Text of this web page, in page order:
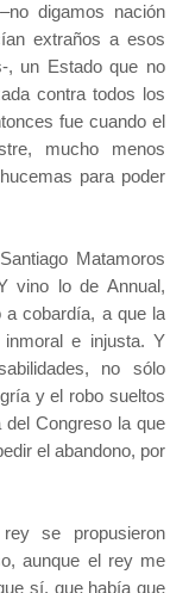
digamos nación
extraños a esos
, un Estado que no
contra todos los
fue cuando el
mucho menos
para poder
Matamoros
vino lo de Annual,
a cobardía, a que la
e injusta. Y
no sólo
y el robo sueltos
Congreso la que
el abandono, por
se propusieron
aunque el rey me
sí, que había que